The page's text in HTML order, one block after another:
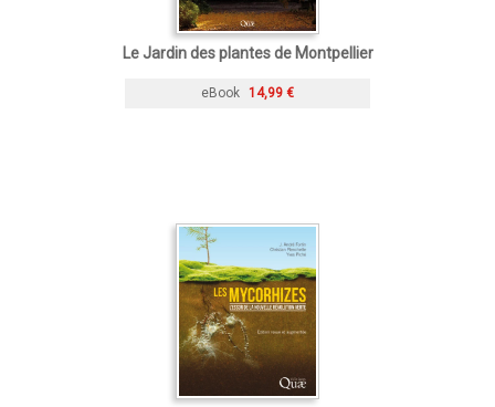
Le Jardin des plantes de Montpellier
eBook 14,99 €